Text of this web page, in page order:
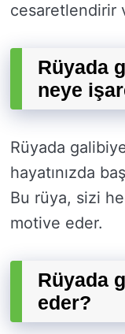
cesaretlendirir
Rüyada
neye
Rüyada
hayatınızda
Bu rüya, sizi
motive eder.
Rüyada
eder?